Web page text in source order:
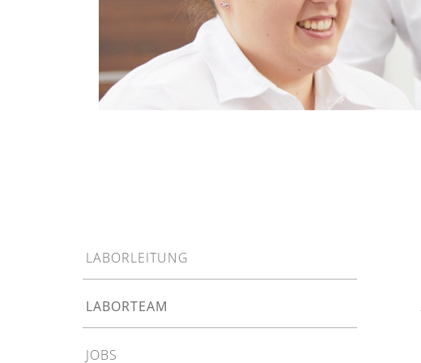
LABORLEITUNG
LABORTEAM
JOBS